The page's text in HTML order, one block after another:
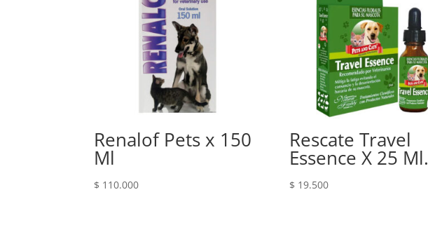
Renalof Pets x 150
Ml
$ 110.000
Rescate Travel
Essence X 25 Ml.
$ 19.500